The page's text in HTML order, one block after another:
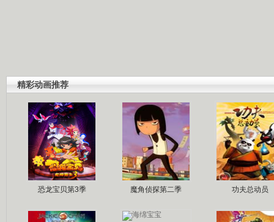
精彩动画推荐
恐龙宝贝第3季 魔角侦探第二季 功夫总动员